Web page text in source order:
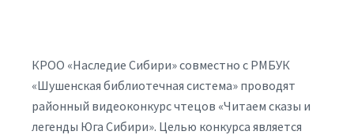
КРОО «Наследие Сибири» совместно с РМБУК
«Шушенская библиотечная система» проводят
районный видеоконкурс чтецов «Читаем сказы и
легенды Юга Сибири». Целью конкурса является